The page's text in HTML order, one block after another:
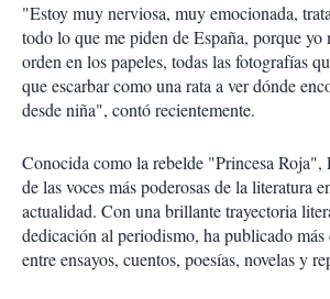
"Estoy muy nerviosa, muy emocionada,
todo lo que me piden de España, porque yo
orden en los papeles, todas las fotografías
que escarbar como una rata a ver dónde
desde niña", contó recientemente.
Conocida como la rebelde "Princesa Roja",
de las voces más poderosas de la literatura
actualidad. Con una brillante trayectoria
dedicación al periodismo, ha publicado más
entre ensayos, cuentos, poesías, novelas y